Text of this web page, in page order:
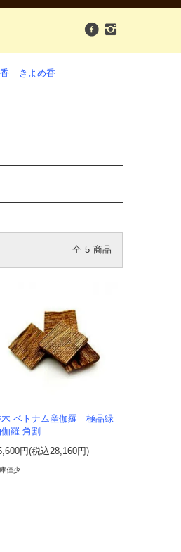
きよめ香
全 5 商品
木 ベトナム産伽羅 極品緑
羅 角割
円(税込28,160円)
僅少